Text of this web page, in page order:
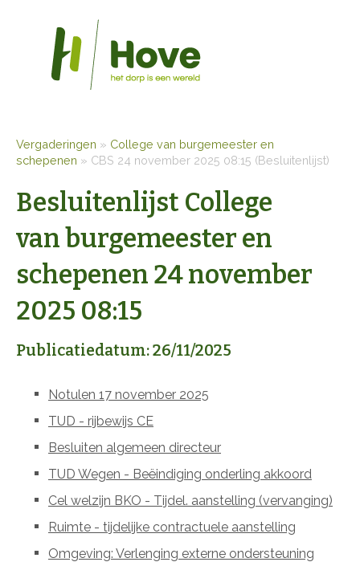
Vergaderingen » College van burgemeester en
schepenen » CBS 24 november 2025 08:15 (Besluitenlijst)
Besluitenlijst College
van burgemeester en
schepenen 24 november
2025 08:15
Publicatiedatum: 26/11/2025
Notulen 17 november 2025
TUD - rijbewijs CE
Besluiten algemeen directeur
TUD Wegen - Beëindiging onderling akkoord
Cel welzijn BKO - Tijdel. aanstelling (vervanging)
Ruimte - tijdelijke contractuele aanstelling
Omgeving: Verlenging externe ondersteuning